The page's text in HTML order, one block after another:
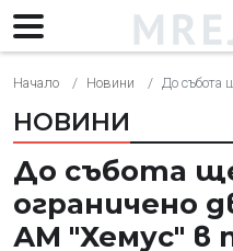
Начало Новини До събота ще бъде
НОВИНИ
До събота
ограничено
АМ "Хемус" в